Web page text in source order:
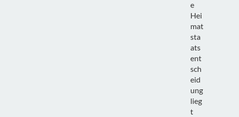
e
Hei
mat
sta
ats
ent
sch
eid
ung
lieg
t